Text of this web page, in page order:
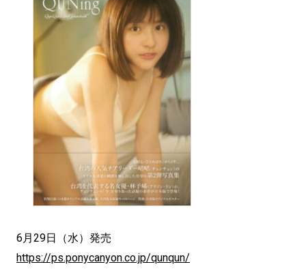
6月29日（水）発売
https://ps.ponycanyon.co.jp/qunqun/